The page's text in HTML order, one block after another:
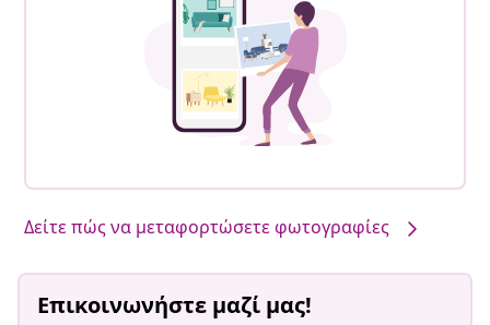
Δείτε πώς να μεταφορτώσετε φωτογραφίες
Επικοινωνήστε μαζί μας!